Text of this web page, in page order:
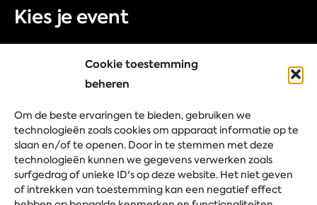
Cookie toestemming
beheren
Om de beste ervaringen te bieden, gebruiken we
technologieën zoals cookies om apparaat informatie op te
slaan en/of te openen. Door in te stemmen met deze
technologieën kunnen we gegevens verwerken zoals
surfgedrag of unieke ID's op deze website. Het niet geven
of intrekken van toestemming kan een negatief effect
Kies je event
Festival
Stel je vraag